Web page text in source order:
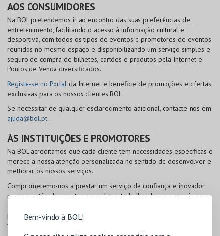
Bem-vindo à BOL!
AOS CONSUMIDORES
Na BOLpretendemos ir ao encontro das suas preferências de
entretenimento, facilitando o acesso à informação cultural e
desportiva, com todos os tipos de eventos e promotores de eventos
reunidos no mesmo espaço e disponibilizando um serviço simples e
seguro de compra de bilhetes, cartões e produtos pela Internet e
Pontos de Venda diversificados.
Registe-se no Portal da Internet e beneficie de promoções e ofertas
exclusivas para os nossos clientes BOL.
Se necessitar de qualquer esclarecimento adicional, contacte-nos em
ajuda@bol.pt .
ÀS INSTITUIÇÕES E PROMOTORES
Na BOLacreditamos que cada cliente tem necessidades específicas e
merece a nossa atenção personalizada no sentido de desenvolver e
melhorar os nossos serviços.
Comprometemo-nos a prestar um serviço de confiança e inovador
na sua gestão de eventos e produtos, trabalhando em parceria e em
constante contacto para o sucesso dos seus resultados e para que
possa oferecer aos seus clientes o melhor serviço de bilhética,
venda de produtos e de informação.